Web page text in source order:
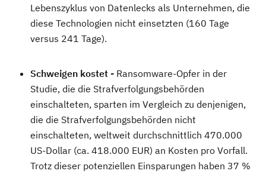
Lebenszyklus von Datenlecks als Unternehmen, die
diese Technologien nicht einsetzten (160 Tage
versus 241 Tage).
Schweigen kostet - Ransomware-Opfer in der
Studie, die die Strafverfolgungsbehörden
einschalteten, sparten im Vergleich zu denjenigen,
die die Strafverfolgungsbehörden nicht
einschalteten, weltweit durchschnittlich 470.000
US-Dollar (ca. 418.000 EUR) an Kosten pro Vorfall.
Trotz dieser potenziellen Einsparungen haben 37 %